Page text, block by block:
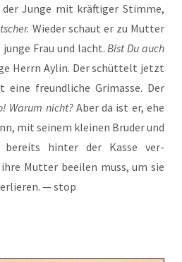
Jun­ge mit kräf­ti­ger Stim­me,
Wie­der schaut er zu Mut­ter
jun­ge Frau und lacht.Bist Du auch
Herrn Aylin. Der schüt­telt jetzt
eine freund­li­che Gri­mas­se. Der
War­um nicht?Aber da ist er, ehe
mit sei­nem klei­nen Bru­der und
bereits hin­ter der Kas­se ver­
ihre Mut­ter beei­len muss, um sie
— stop